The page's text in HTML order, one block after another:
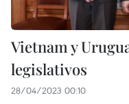
Vietnam y
legislativos
28/04/2023 00:10